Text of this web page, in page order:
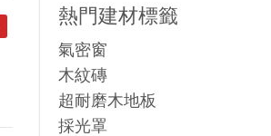
熱門建材標籤
氣密窗
木紋磚
超耐磨木地板
採光罩